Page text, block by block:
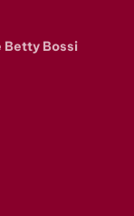
Betty Bossi